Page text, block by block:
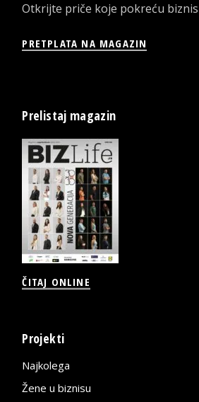
Otkrijte priče koje pokreću biznis
PRETPLATA NA MAGAZIN
Prelistaj magazin
ČITAJ ONLINE
Projekti
Najkolega
Žene u biznisu